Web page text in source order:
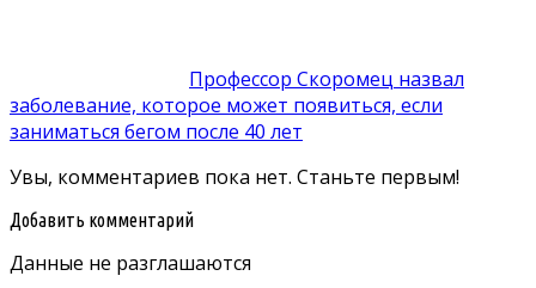
Профессор Скоромец назвал
заболевание, которое может появиться, если
заниматься бегом после 40 лет
Увы, комментариев пока нет. Станьте первым!
Добавить комментарий
Данные не разглашаются